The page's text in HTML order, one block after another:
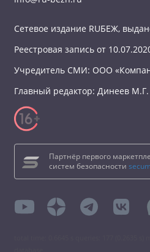
Сетевое издание RUБЕЖ,
Реестровая запись от
Учредитель СМИ: ООО
Главный редактор: Динеев М.Г.
Партнёр первого
систем безопасности